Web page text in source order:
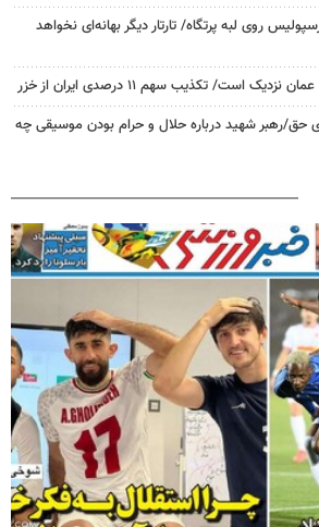
روی لبه پرتگاه/ تارتار دیگر بهانه‌ای نخواهد
است/ تکذیب سهم ۱۱ درصدی ایران از خزر
حق/رهبر شهید درباره حلال و حرام بودن موسیقی چه